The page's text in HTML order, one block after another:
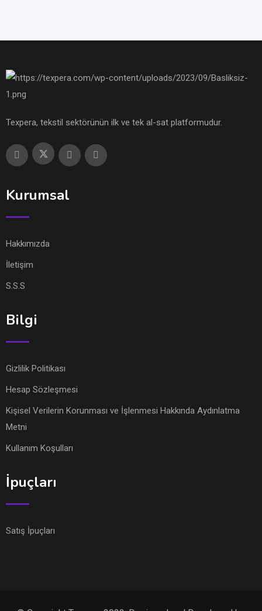
Texpera, tekstil sektörünün ilk ve tek al-sat platformudur.
Kurumsal
Hakkımızda
İletişim
S.S.S
Bilgi
Gizlilik Politikası
Hesap Sözleşmesi
Kişisel Verilerin Korunması ve İşlenmesi Hakkında Aydınlatma
Metni
Kullanım Koşulları
İpuçları
Satış İpuçları